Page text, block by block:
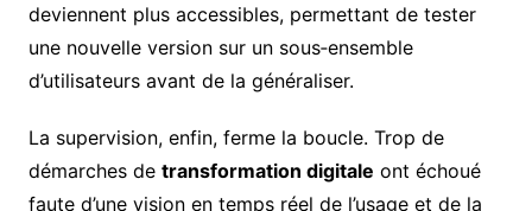
deviennent plus accessibles, permettant de tester
une nouvelle version sur un sous‑ensemble
d’utilisateurs avant de la généraliser.
La supervision, enfin, ferme la boucle. Trop de
démarches de transformation digitale ont échoué
faute d’une vision en temps réel de l’usage et de la